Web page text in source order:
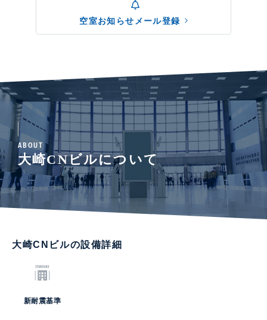
空室お知らせメール登録
ABOUT
大崎CNビルについて
大崎CNビルの設備詳細
新耐震基準